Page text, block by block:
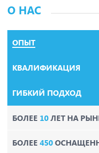
О НАС
ОПЫТ
КВАЛИФИКАЦИЯ
ГИБКИЙ ПОДХОД
БОЛЕЕ 10ЛЕТ НА
БОЛЕЕ 450